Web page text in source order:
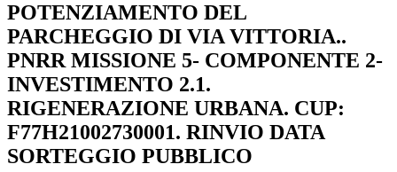
POTENZIAMENTO DEL
PARCHEGGIO DI VIA VITTORIA..
PNRR MISSIONE 5- COMPONENTE 2-
INVESTIMENTO 2.1.
RIGENERAZIONE URBANA. CUP:
F77H21002730001. RINVIO DATA
SORTEGGIO PUBBLICO